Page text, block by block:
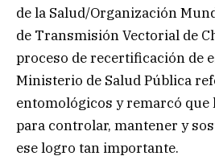
de la Salud/Organización
de Transmisión Vectorial de
proceso de recertificación de
Ministerio de Salud Pública
entomológicos y remarcó que
para controlar, mantener y
ese logro tan importante.